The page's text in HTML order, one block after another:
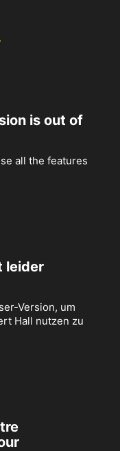
is out of
all the features
leider
Version, um
Hall nutzen zu